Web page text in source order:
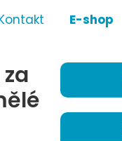
E-shop